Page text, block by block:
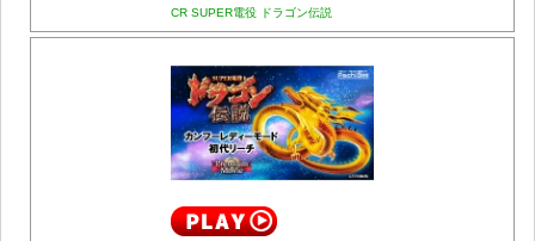
CR SUPER電役 ドラゴン伝説